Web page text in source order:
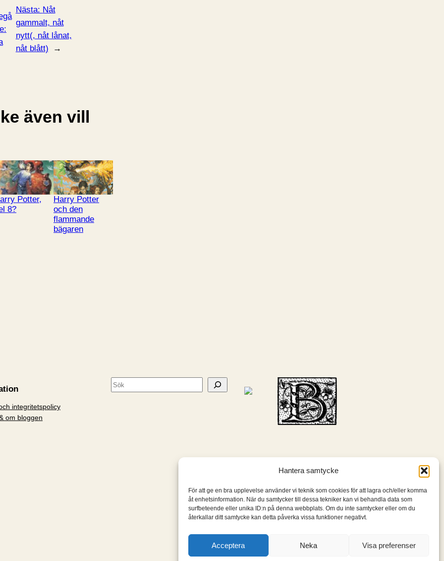
Hantera samtycke
För att ge en bra upplevelse använder vi teknik som cookies för att lagra och/eller komma
åt enhetsinformation. När du samtycker till dessa tekniker kan vi behandla data som
surfbeteende eller unika ID:n på denna webbplats. Om du inte samtycker eller om du
återkallar ditt samtycke kan detta påverka vissa funktioner negativt.
Acceptera Neka Visa preferenser
Nästa: Nåt
gammalt, nåt
nytt(, nåt lånat,
nåt blått)
→
även vill
Potter,
8?
Harry Potter
och den
flammande
bägaren
integritetspolicy
om bloggen
S